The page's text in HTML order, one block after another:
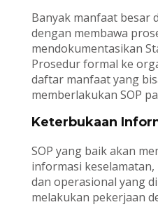
Banyak manfaat besar
dengan membawa
mendokumentasikan
Prosedur formal ke
daftar manfaat yang
memberlakukan SOP
Keterbukaan
SOP yang baik akan
informasi
dan operasional yang
melakukan pekerjaan